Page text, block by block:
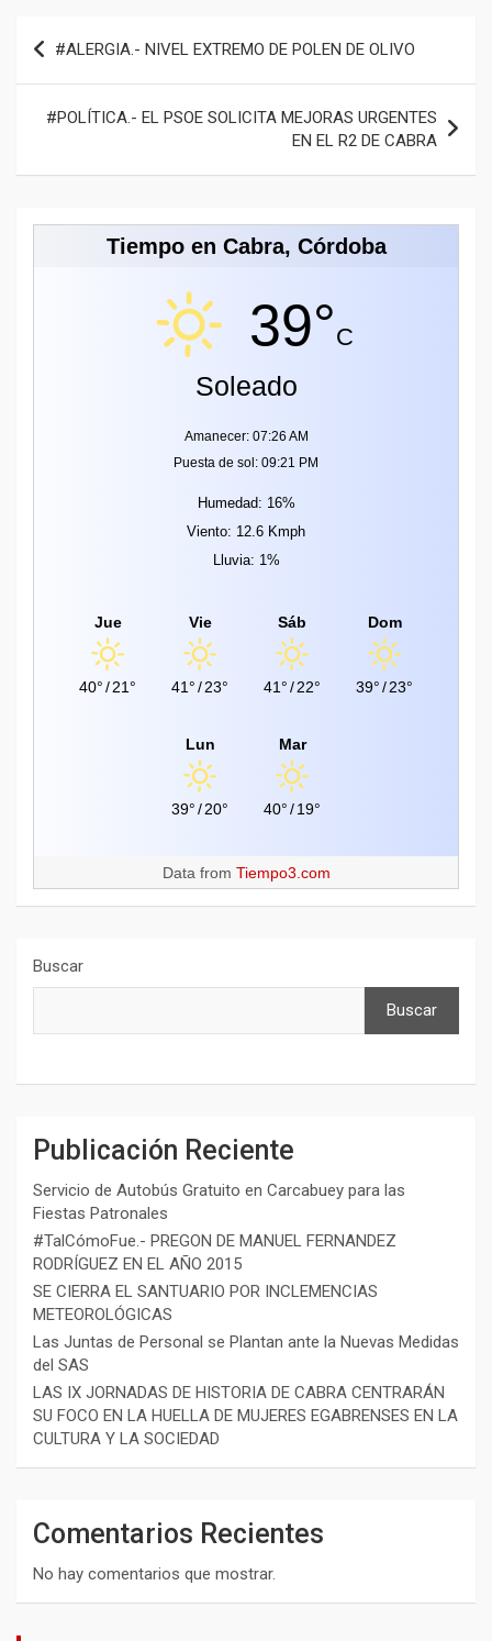
Navegación
de
entradas
#ALERGIA.- NIVEL EXTREMO DE POLEN DE OLIVO
#POLÍTICA.- EL PSOE SOLICITA MEJORAS URGENTES
EN EL R2 DE CABRA
Tiempo en Cabra, Córdoba
39°C
Soleado
Amanecer: 07:26 AM
Puesta de sol: 09:21 PM
Humedad: 16%
Viento: 12.6 Kmph
Lluvia: 1%
Jue
40°/21°
Vie
41°/23°
Sáb
41°/22°
Dom
39°/23°
Lun
39°/20°
Mar
40°/19°
Data from Tiempo3.com
Buscar
Buscar
Publicación Reciente
Servicio de Autobús Gratuito en Carcabuey para las
Fiestas Patronales
#TalCómoFue.- PREGON DE MANUEL FERNANDEZ
RODRÍGUEZ EN EL AÑO 2015
SE CIERRA EL SANTUARIO POR INCLEMENCIAS
METEOROLÓGICAS
Las Juntas de Personal se Plantan ante la Nuevas Medidas
del SAS
LAS IX JORNADAS DE HISTORIA DE CABRA CENTRARÁN
SU FOCO EN LA HUELLA DE MUJERES EGABRENSES EN LA
CULTURA Y LA SOCIEDAD
Comentarios Recientes
No hay comentarios que mostrar.